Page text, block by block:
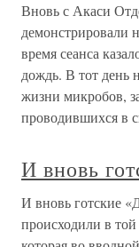
Вновь с Акаси
демонстрировали
время сеанса
дождь. В тот день
жизни микробов,
проводившихся в
И вновь
И вновь готские
происходили в